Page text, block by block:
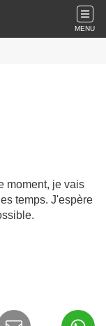
MENU
moment, je vais
temps. J'espère